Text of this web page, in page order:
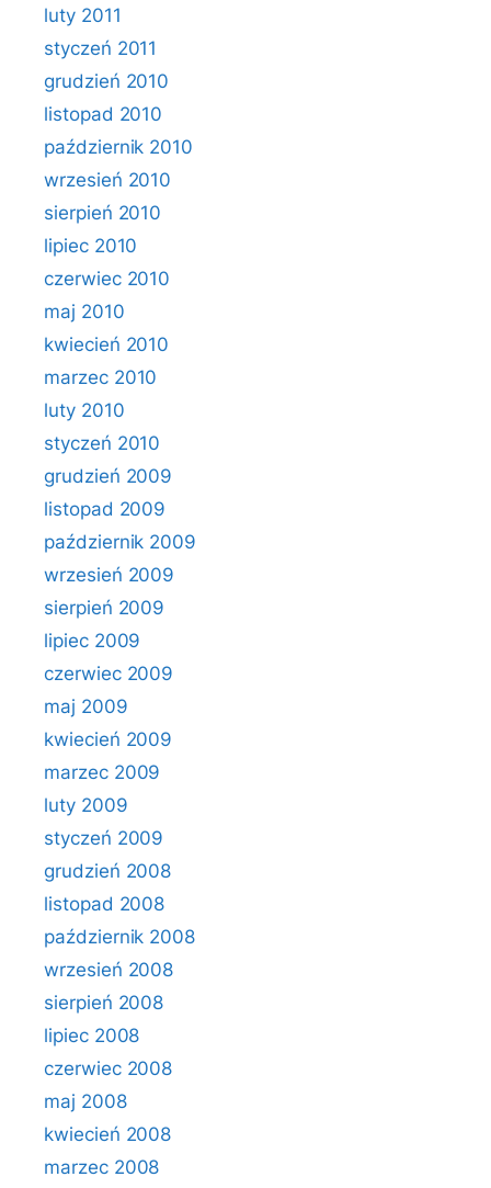
luty 2011
styczeń 2011
grudzień 2010
listopad 2010
październik 2010
wrzesień 2010
sierpień 2010
lipiec 2010
czerwiec 2010
maj 2010
kwiecień 2010
marzec 2010
luty 2010
styczeń 2010
grudzień 2009
listopad 2009
październik 2009
wrzesień 2009
sierpień 2009
lipiec 2009
czerwiec 2009
maj 2009
kwiecień 2009
marzec 2009
luty 2009
styczeń 2009
grudzień 2008
listopad 2008
październik 2008
wrzesień 2008
sierpień 2008
lipiec 2008
czerwiec 2008
maj 2008
kwiecień 2008
marzec 2008